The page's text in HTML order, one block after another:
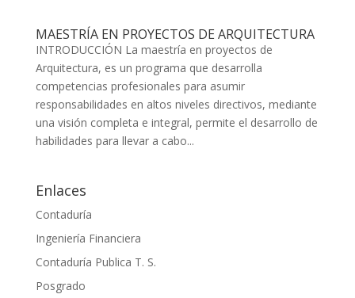
MAESTRÍA EN PROYECTOS DE ARQUITECTURA
INTRODUCCIÓN La maestría en proyectos de
Arquitectura, es un programa que desarrolla
competencias profesionales para asumir
responsabilidades en altos niveles directivos, mediante
una visión completa e integral, permite el desarrollo de
habilidades para llevar a cabo...
Enlaces
Contaduría
Ingeniería Financiera
Contaduría Publica T. S.
Posgrado